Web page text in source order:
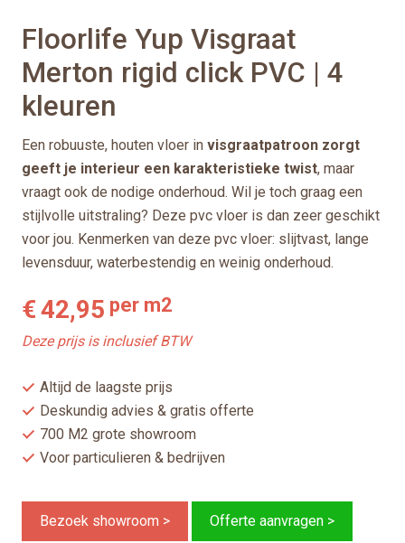
Floorlife Yup Visgraat
Merton rigid click PVC | 4
kleuren
Een robuuste, houten vloer in visgraatpatroon zorgt
geeft je interieur een karakteristieke twist, maar
vraagt ook de nodige onderhoud. Wil je toch graag een
stijlvolle uitstraling? Deze pvc vloer is dan zeer geschikt
voor jou. Kenmerken van deze pvc vloer: slijtvast, lange
levensduur, waterbestendig en weinig onderhoud.
€42,95 per m2
Deze prijs is inclusief BTW
Altijd de laagste prijs
Deskundig advies & gratis offerte
700 M2 grote showroom
Voor particulieren & bedrijven
Bezoek showroom > Offerte aanvragen >